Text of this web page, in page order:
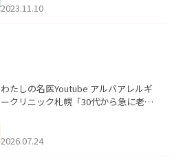
2023.11.10
わたしの名医Youtube アルバアレルギ
ークリニック札幌「30代から急に老け
た。
2026.07.24